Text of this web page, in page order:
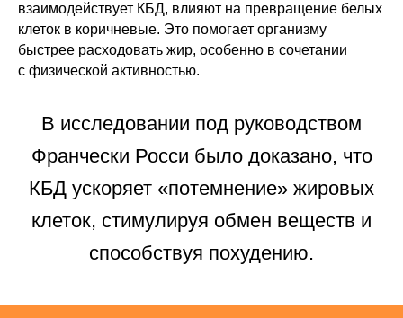
взаимодействует КБД, влияют на превращение белых
клеток в коричневые. Это помогает организму
быстрее расходовать жир, особенно в сочетании
с физической активностью.
В исследовании под руководством
Франчески Росси было доказано, что
КБД ускоряет «потемнение» жировых
клеток, стимулируя обмен веществ и
способствуя похудению.